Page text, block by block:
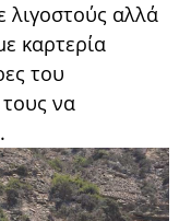
λιγοστούς αλλά
καρτερία
του
να